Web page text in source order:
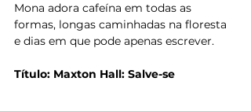
Mona adora cafeína em todas as
formas, longas caminhadas na floresta
e dias em que pode apenas escrever.
Título: Maxton Hall: Salve-se